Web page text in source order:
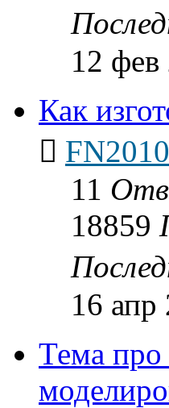
12 фев
Как
FN2010
11
18859
16 апр
Тема про